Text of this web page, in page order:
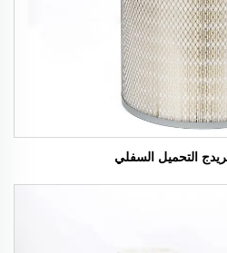
التحميل السفلي